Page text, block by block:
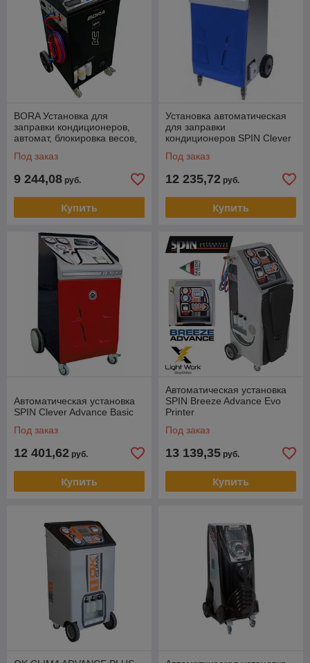
BORA Установка для
заправки кондиционеров,
автомат, блокировка весов,
Под заказ
9 244,08 руб.
Купить
Установка автоматическая
для заправки
кондиционеров SPIN Clever
Под заказ
12 235,72 руб.
Купить
Автоматическая установка
SPIN Clever Advance Basic
Под заказ
12 401,62 руб.
Купить
Автоматическая установка
SPIN Breeze Advance Evo
Printer
Под заказ
13 139,35 руб.
Купить